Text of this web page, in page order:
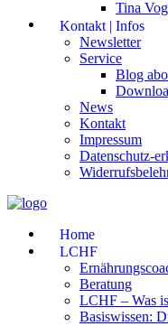
Tina
Kontakt | Infos
Newsletter
Service
Blog
News
Kontakt
Impressum
Datenschutz-
Home
LCHF
Beratung
LCHF – Was
Basiswissen: